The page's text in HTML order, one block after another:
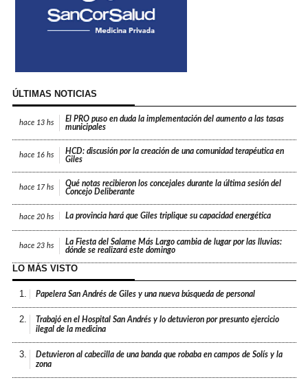
ÚLTIMAS NOTICIAS
hace 13 hs
El PRO puso en duda la implementación del aumento a las tasas
municipales
hace 16 hs
HCD: discusión por la creación de una comunidad terapéutica en
Giles
hace 17 hs
Qué notas recibieron los concejales durante la última sesión del
Concejo Deliberante
hace 20 hs La provincia hará que Giles triplique su capacidad energética
hace 23 hs
La Fiesta del Salame Más Largo cambia de lugar por las lluvias:
dónde se realizará este domingo
LO MÁS VISTO
1. Papelera San Andrés de Giles y una nueva búsqueda de personal
2.
Trabajó en el Hospital San Andrés y lo detuvieron por presunto ejercicio
ilegal de la medicina
3.
Detuvieron al cabecilla de una banda que robaba en campos de Solís y la
zona